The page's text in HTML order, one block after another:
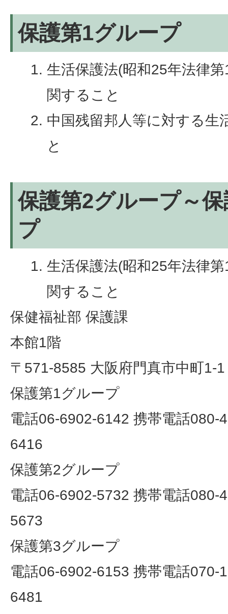
保護第1グループ
生活保護法(昭和25年法律
関すること
中国残留邦人等に対する生
と
保護第2グループ～
プ
生活保護法(昭和25年法律
関すること
保健福祉部 保護課
本館1階
〒571-8585 大阪府門真市中町1-1
保護第1グループ
電話06-6902-6142 携帯電話080-
6416
保護第2グループ
電話06-6902-5732 携帯電話080-
5673
保護第3グループ
電話06-6902-6153 携帯電話070-
6481